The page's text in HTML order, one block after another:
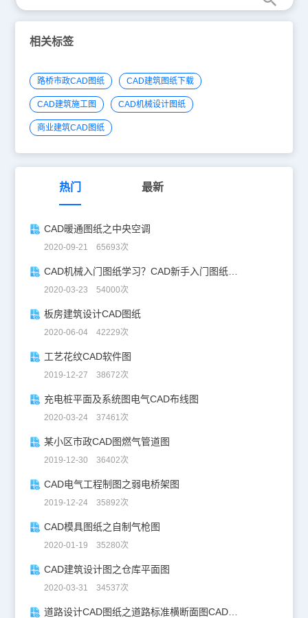
相关标签
路桥市政CAD图纸 CAD建筑图纸下载
CAD建筑施工图 CAD机械设计图纸
商业建筑CAD图纸
热门 最新
CAD暖通图纸之中央空调
2020-09-21 65693次
CAD机械入门图纸学习？CAD新手入门图纸练习
2020-03-23 54000次
板房建筑设计CAD图纸
2020-06-04 42229次
工艺花纹CAD软件图
2019-12-27 38672次
充电桩平面及系统图电气CAD布线图
2020-03-24 37461次
某小区市政CAD图燃气管道图
2019-12-30 36402次
CAD电气工程制图之弱电桥架图
2019-12-24 35892次
CAD模具图纸之自制气枪图
2020-01-19 35280次
CAD建筑设计图之仓库平面图
2020-03-31 34537次
道路设计CAD图纸之道路标准横断面图CAD图纸